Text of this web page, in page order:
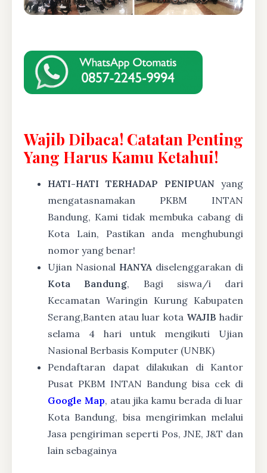
Wajib Dibaca! Catatan Penting
Yang Harus Kamu Ketahui!
HATI-HATI TERHADAP PENIPUAN yang
mengatasnamakan PKBM INTAN
Bandung, Kami tidak membuka cabang di
Kota Lain, Pastikan anda menghubungi
nomor yang benar!
Ujian Nasional HANYA diselenggarakan di
Kota Bandung, Bagi siswa/i dari
Kecamatan Waringin Kurung Kabupaten
Serang,Banten atau luar kota WAJIB hadir
selama 4 hari untuk mengikuti Ujian
Nasional Berbasis Komputer (UNBK)
Pendaftaran dapat dilakukan di Kantor
Pusat PKBM INTAN Bandung bisa cek di
Google Map, atau jika kamu berada di luar
Kota Bandung, bisa mengirimkan melalui
Jasa pengiriman seperti Pos, JNE, J&T dan
lain sebagainya